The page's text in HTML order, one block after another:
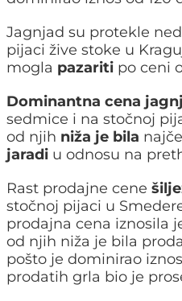
Jagnjad su protekle
pijaci žive stoke u
mogla pazariti po ceni
Dominantna cena
sedmice i na stočnoj
od njih niža je bila
jaradi u odnosu na
Rast prodajne cene
stočnoj pijaci u
prodajna cena iznosila
od njih niža je bila
pošto je dominirao
prodatih grla bio je